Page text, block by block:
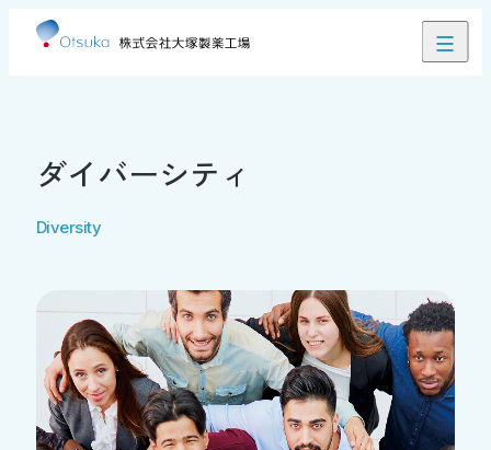
お問い合わせ JP EN
製品ラインアップ
ダイバーシティ
Diversity